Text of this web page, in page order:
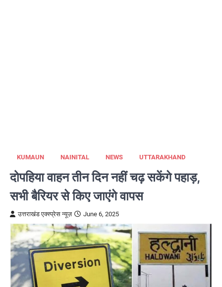
KUMAUN NAINITAL NEWS UTTARAKHAND
दोपहिया वाहन तीन दिन नहीं चढ़ सकेंगे पहाड़,
सभी बैरियर से किए जाएंगे वापस
उत्तराखंड एक्स्प्रेस न्यूज़ June 6, 2025